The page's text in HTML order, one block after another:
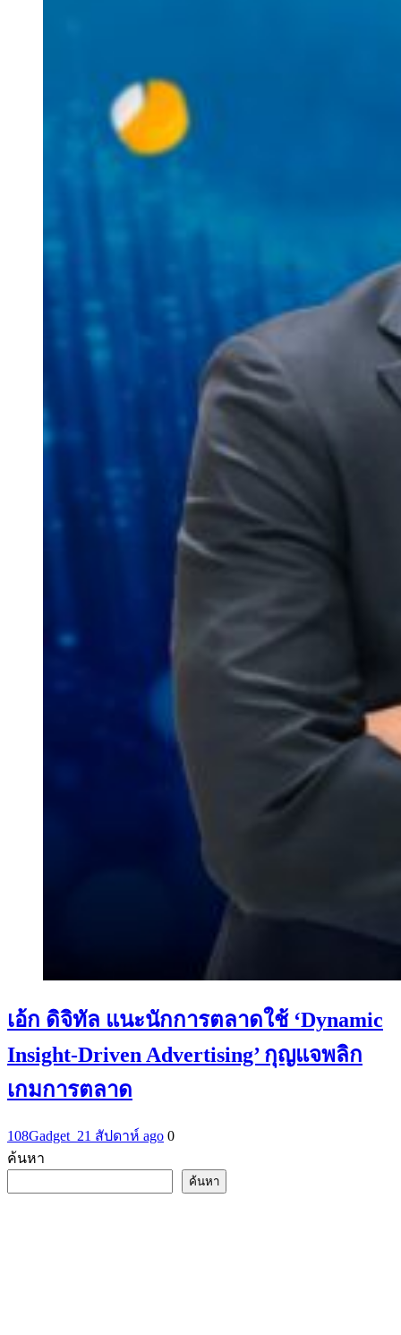
เอ้ก ดิจิทัล แนะนักการตลาดใช้ ‘Dynamic
Insight-Driven Advertising’ กุญแจพลิก
เกมการตลาด
108Gadget_21 สัปดาห์ ago 0
ค้นหา
ค้นหา